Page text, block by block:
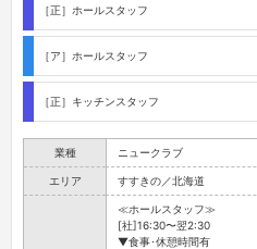
［正］ホールスタッフ
［ア］ホールスタッフ
［正］キッチンスタッフ
業種 ニュークラブ
エリア すすきの／北海道
≪ホールスタッフ≫
[社]16:30〜翌2:30
▼食事･休憩時間有